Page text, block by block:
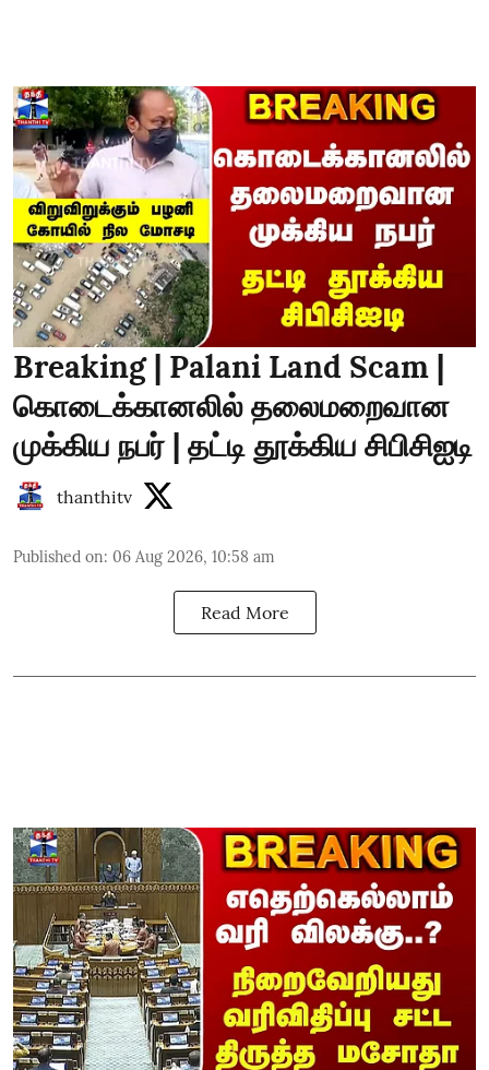
Breaking | Palani Land Scam |
கொடைக்கானலில் தலைமறைவான
முக்கிய நபர் | தட்டி தூக்கிய சிபிசிஐடி
thanthitv
Published on: 06 Aug 2026, 10:58 am
Read More